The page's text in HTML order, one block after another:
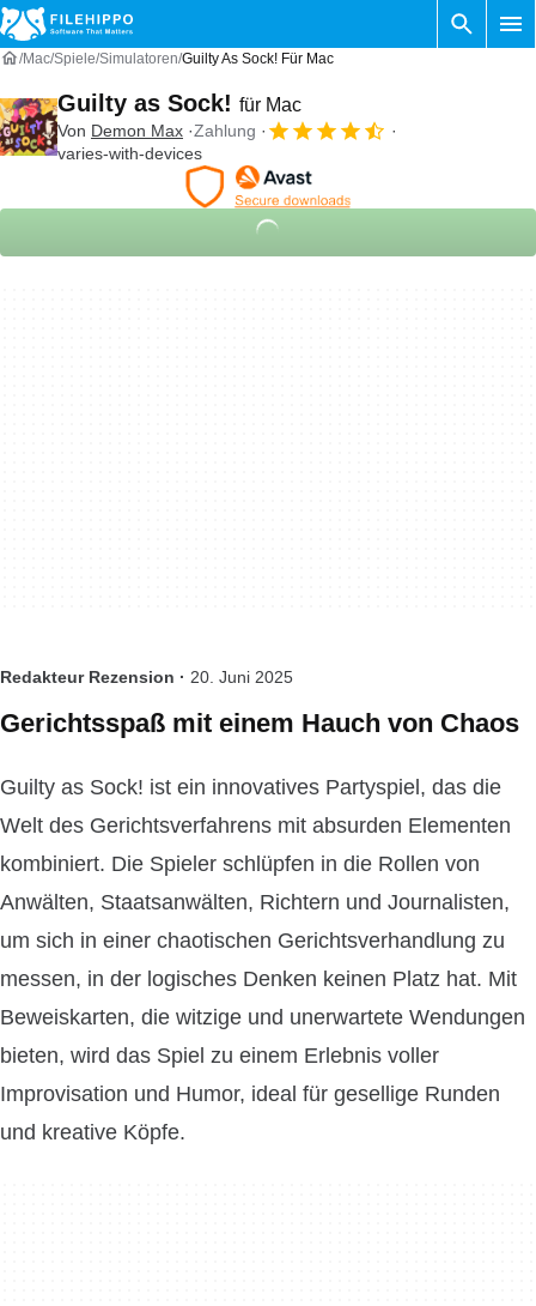
Mac Spiele Simulatoren Guilty As Sock! Für Mac
Guilty as Sock! für Mac
Von Demon Max Zahlung
varies-with-devices
Redakteur Rezension · 20. Juni 2025
Gerichtsspaß mit einem Hauch von Chaos
Guilty as Sock! ist ein innovatives Partyspiel, das die
Welt des Gerichtsverfahrens mit absurden Elementen
kombiniert. Die Spieler schlüpfen in die Rollen von
Anwälten, Staatsanwälten, Richtern und Journalisten,
um sich in einer chaotischen Gerichtsverhandlung zu
messen, in der logisches Denken keinen Platz hat. Mit
Beweiskarten, die witzige und unerwartete Wendungen
bieten, wird das Spiel zu einem Erlebnis voller
Improvisation und Humor, ideal für gesellige Runden
und kreative Köpfe.